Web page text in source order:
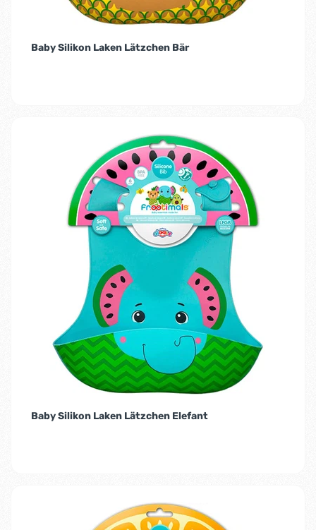
Baby Silikon Laken Lätzchen Bär
Baby Silikon Laken Lätzchen Elefant